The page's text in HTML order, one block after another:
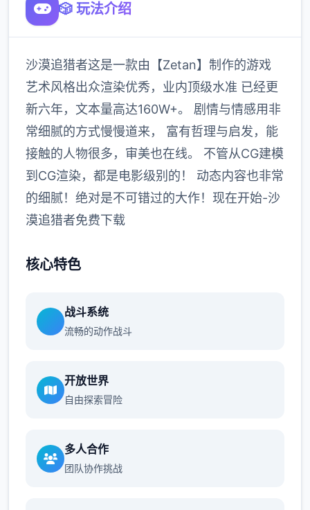
🎲 玩法介绍
沙漠追猎者这是一款由【Zetan】制作的游戏
艺术风格出众渲染优秀，业内顶级水准 已经更
新六年，文本量高达160W+。 剧情与情感用非
常细腻的方式慢慢道来， 富有哲理与启发，能
接触的人物很多，审美也在线。 不管从CG建模
到CG渲染，都是电影级别的！ 动态内容也非常
的细腻！绝对是不可错过的大作！现在开始-沙
漠追猎者免费下载
核心特色
战斗系统
流畅的动作战斗
开放世界
自由探索冒险
多人合作
团队协作挑战